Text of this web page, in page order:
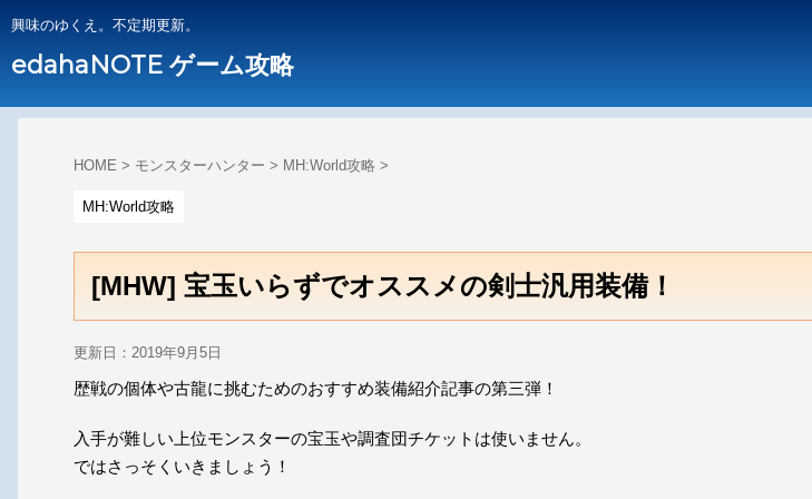
興味のゆくえ。不定期更新。
edahaNOTE ゲーム攻略
HOME > モンスターハンター > MH:World攻略 >
MH:World攻略
[MHW] 宝玉いらずでオススメの剣士汎用装備！
更新日： 2019年9月5日
歴戦の個体や古龍に挑むためのおすすめ装備紹介記事の第三弾！
入手が難しい上位モンスターの宝玉や調査団チケット は使いません。
ではさっそくいきましょう！